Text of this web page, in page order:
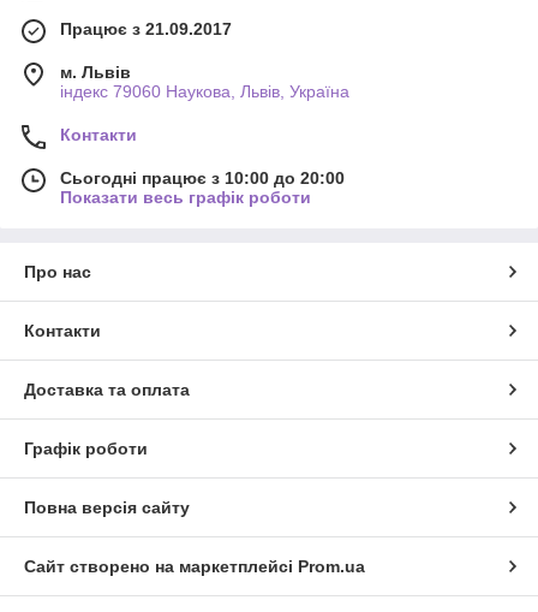
Працює з 21.09.2017
м. Львів
індекс 79060 Наукова, Львів, Україна
Контакти
Сьогодні працює з 10:00 до 20:00
Показати весь графік роботи
Про нас
Контакти
Доставка та оплата
Графік роботи
Повна версія сайту
Сайт створено на маркетплейсі Prom.ua